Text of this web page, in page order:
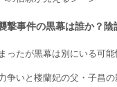
撃事件の黒幕は誰か？陰
ったが黒幕は別にいる可能
争いと楼蘭妃の父・子昌の